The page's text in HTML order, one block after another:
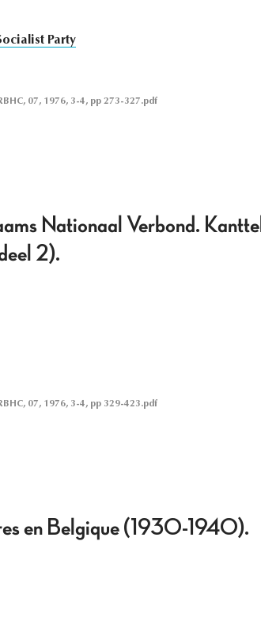
Party
07, 1976, 3-4, pp 273-327.pdf
Nationaal Verbond.
2).
07, 1976, 3-4, pp 329-423.pdf
en Belgique (1930-1940).